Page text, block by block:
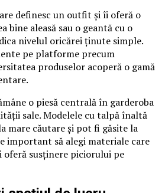
definesc un outfit și îi oferă o
bine aleasă sau o geantă cu o
nivelul oricărei ținute simple.
pe platforme precum
produselor acoperă o gamă
o piesă centrală în garderoba
sale. Modelele cu talpă înaltă
mare căutare și pot fi găsite la
important să alegi materiale care
oferă susținere piciorului pe